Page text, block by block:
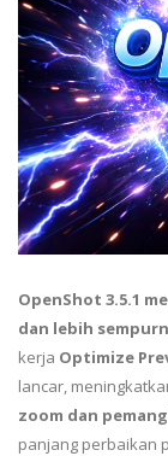
OpenShot 3.5.1
dan lebih
kerja Optimize
lancar,
zoom dan
panjang perbaikan